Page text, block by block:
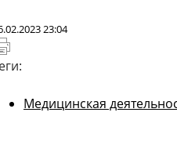
23:04
страницу
Медицинская